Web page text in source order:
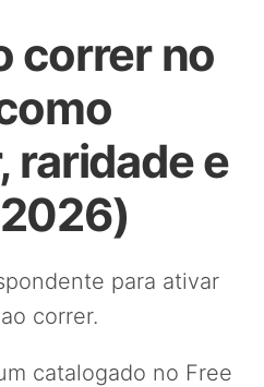
correr no
raridade e
para ativar
correr.
catalogado no Free